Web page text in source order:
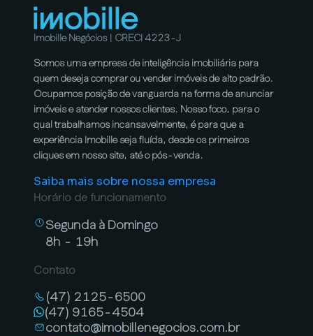
Imobille Negócios | CRECI 4223-J
Somos uma empresa de inteligência imobiliária para
quem deseja comprar ou vender imóveis de alto padrão.
Ocupamos posição de vanguarda na forma de anunciar
imóveis e atender nossos clientes. Nosso foco, para o
qual trabalhamos incansavelmente, é para que a
experiência Imobille seja fluída, desde os primeiros
cliques em nosso site, até o pós-venda.
Saiba mais sobre nossa empresa
Horário de funcionamento
Segunda à Domingo
8h - 19h
Contato
(47) 2125-6500
(47) 9165-4504
contato@imobillenegocios.com.br